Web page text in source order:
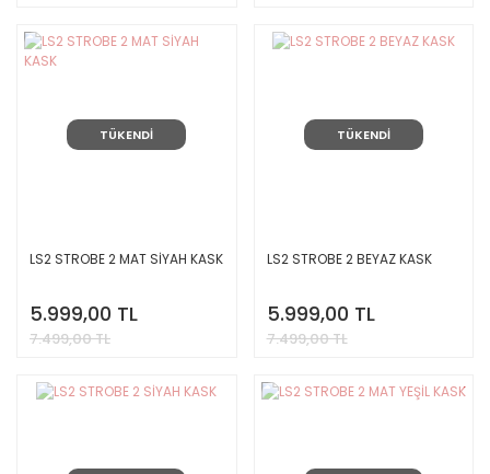
TÜKENDİ
LS2 STROBE 2 MAT SİYAH KASK
5.999,00 TL
7.499,00 TL
TÜKENDİ
LS2 STROBE 2 BEYAZ KASK
5.999,00 TL
7.499,00 TL